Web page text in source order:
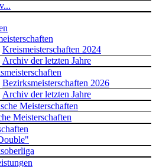
Kreismeisterschaften 2024
Archiv der letzten Jahre
Bezirksmeisterschaften 2026
Archiv der letzten Jahre
Meisterschaften
Meisterschaften